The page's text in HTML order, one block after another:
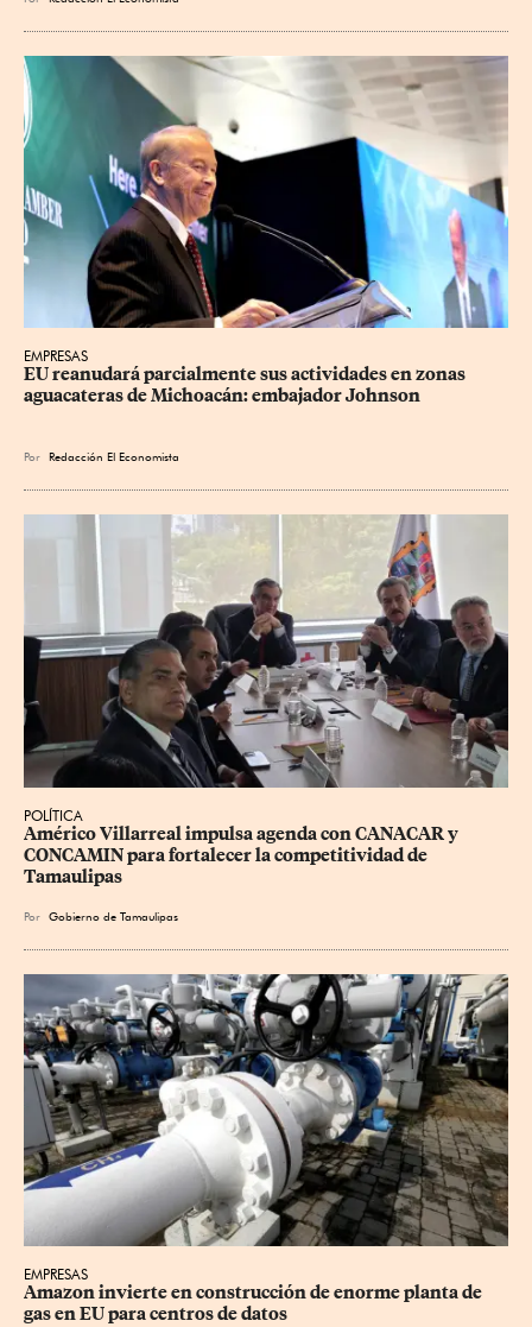
EMPRESAS
EU reanudará parcialmente sus actividades en zonas
aguacateras de Michoacán: embajador Johnson
Por Redacción El Economista
POLÍTICA
Américo Villarreal impulsa agenda con CANACAR y
CONCAMIN para fortalecer la competitividad de
Tamaulipas
Por Gobierno de Tamaulipas
EMPRESAS
Amazon invierte en construcción de enorme planta de
gas en EU para centros de datos